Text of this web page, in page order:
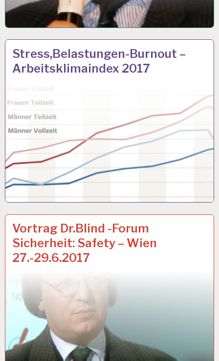
ARBEIT
UND
GESUNDHEIT…
Stress,Belastungen-Burnout –
Arbeitsklimaindex 2017
23 MAI 2017
ARBEIT
UND
GESUNDHEIT…
Vortrag Dr.Blind -Forum
Sicherheit: Safety – Wien
27.-29.6.2017
31 MÄRZ 2017